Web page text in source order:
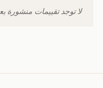
لا توجد تقييمات منشورة